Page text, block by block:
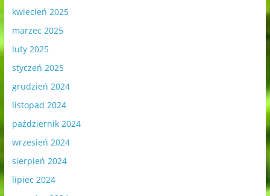
kwiecień 2025
marzec 2025
luty 2025
styczeń 2025
grudzień 2024
listopad 2024
październik 2024
wrzesień 2024
sierpień 2024
lipiec 2024